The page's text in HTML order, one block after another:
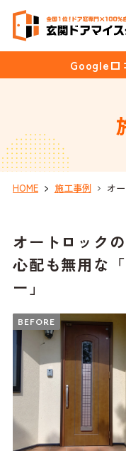
Google口
HOME 施工事例 オ
オートロック
心配も無用な
ー」
BEFORE